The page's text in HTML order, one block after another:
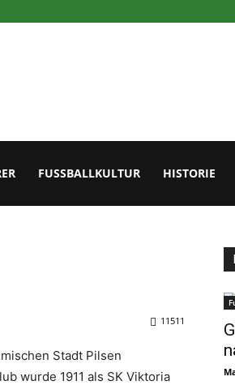
FUSSBALLKULTUR HISTORIE
11511
Stadt Pilsen
wurde 1911 als SK Viktoria